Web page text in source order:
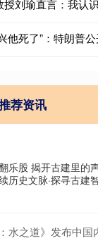
荐资讯
乐股 揭开古建里的
历史文脉·探寻古建智
发布中国内地重映预告